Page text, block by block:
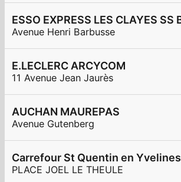
Avenue Henri Barbusse
E.LECLERC ARCYCOM
11 Avenue Jean Jaurès
AUCHAN MAUREPAS
Avenue Gutenberg
Carrefour St Quentin en Yvelines
PLACE JOEL LE THEULE